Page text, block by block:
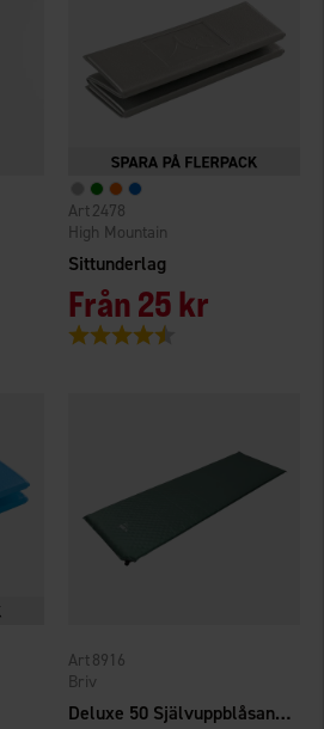
Sittunderlag
High Mountain
2478
Från25 kr
Betyg:
Deluxe 50 Självuppblåsande Liggunderlag
Briv
8916